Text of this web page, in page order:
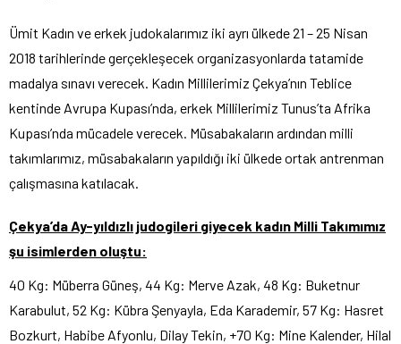
Ümit Kadın ve erkek judokalarımız iki ayrı ülkede 21 – 25 Nisan
2018 tarihlerinde gerçekleşecek organizasyonlarda tatamide
madalya sınavı verecek. Kadın Millilerimiz Çekya’nın Teblice
kentinde Avrupa Kupası’nda, erkek Millilerimiz Tunus’ta Afrika
Kupası’nda mücadele verecek. Müsabakaların ardından milli
takımlarımız, müsabakaların yapıldığı iki ülkede ortak antrenman
çalışmasına katılacak.
Çekya’da Ay-yıldızlı judogileri giyecek kadın Milli Takımımız
şu isimlerden oluştu:
40 Kg: Müberra Güneş, 44 Kg: Merve Azak, 48 Kg: Buketnur
Karabulut, 52 Kg: Kübra Şenyayla, Eda Karademir, 57 Kg: Hasret
Bozkurt, Habibe Afyonlu, Dilay Tekin, +70 Kg: Mine Kalender, Hilal